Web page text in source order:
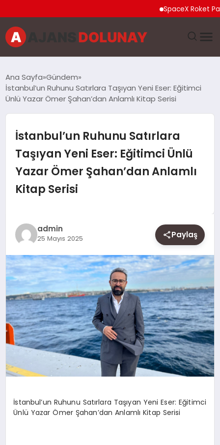
SpaceX Roket
EĞITIM
GÜNCEL
MAGAZIN
SAĞLIK
SPOR
YAŞAM
Ana Sayfa Gündem
İstanbul’un Ruhunu Satırlara Taşıyan Yeni Eser: Eğitimci
Ünlü Yazar Ömer Şahan’dan Anlamlı Kitap Serisi
İstanbul’un Ruhunu Satırlara
Taşıyan Yeni Eser: Eğitimci Ünlü
Yazar Ömer Şahan’dan Anlamlı
Kitap Serisi
admin
25 Mayıs 2025 Paylaş
İstanbul’un Ruhunu Satırlara Taşıyan Yeni Eser: Eğitimci
Ünlü Yazar Ömer Şahan’dan Anlamlı Kitap Serisi